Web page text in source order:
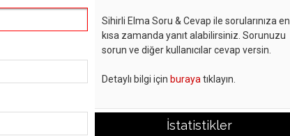
Sihirli Elma Soru & Cevap ile sorularınıza en
kısa zamanda yanıt alabilirsiniz. Sorunuzu
sorun ve diğer kullanıcılar cevap versin.
Detaylı bilgi için buraya tıklayın.
İstatistikler